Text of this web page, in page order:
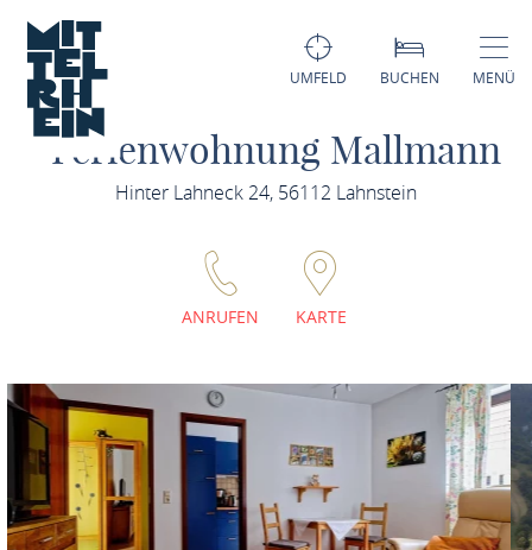
UMFELD BUCHEN MENÜ
Ferienwohnung Mallmann
Hinter Lahneck 24, 56112 Lahnstein
ANRUFEN KARTE